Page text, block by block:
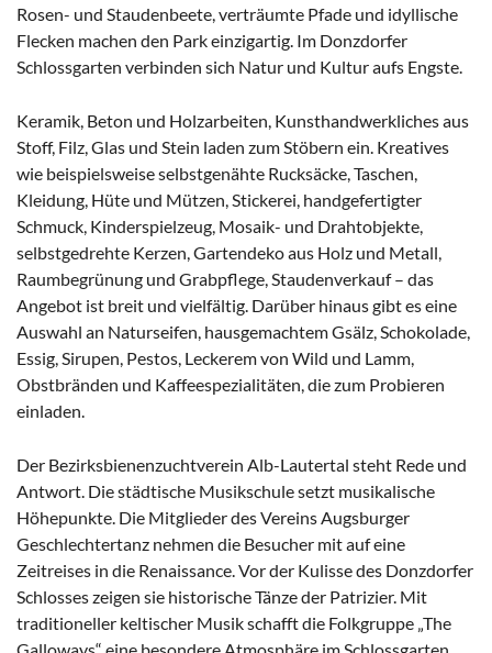
Rosen- und Staudenbeete, verträumte Pfade und idyllische
Flecken machen den Park einzigartig. Im Donzdorfer
Schlossgarten verbinden sich Natur und Kultur aufs Engste.
Keramik, Beton und Holzarbeiten, Kunsthandwerkliches aus
Stoff, Filz, Glas und Stein laden zum Stöbern ein. Kreatives
wie beispielsweise selbstgenähte Rucksäcke, Taschen,
Kleidung, Hüte und Mützen, Stickerei, handgefertigter
Schmuck, Kinderspielzeug, Mosaik- und Drahtobjekte,
selbstgedrehte Kerzen, Gartendeko aus Holz und Metall,
Raumbegrünung und Grabpflege, Staudenverkauf – das
Angebot ist breit und vielfältig. Darüber hinaus gibt es eine
Auswahl an Naturseifen, hausgemachtem Gsälz, Schokolade,
Essig, Sirupen, Pestos, Leckerem von Wild und Lamm,
Obstbränden und Kaffeespezialitäten, die zum Probieren
einladen.
Der Bezirksbienenzuchtverein Alb-Lautertal steht Rede und
Antwort. Die städtische Musikschule setzt musikalische
Höhepunkte. Die Mitglieder des Vereins Augsburger
Geschlechtertanz nehmen die Besucher mit auf eine
Zeitreises in die Renaissance. Vor der Kulisse des Donzdorfer
Schlosses zeigen sie historische Tänze der Patrizier. Mit
traditioneller keltischer Musik schafft die Folkgruppe „The